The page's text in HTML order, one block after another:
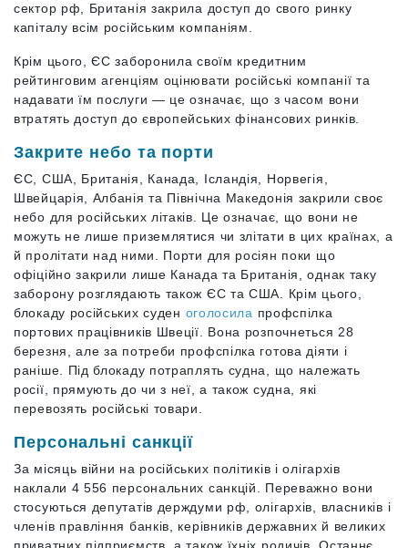
сектор рф, Британія закрила доступ до свого ринку
капіталу всім російським компаніям.
Крім цього, ЄС заборонила своїм кредитним
рейтинговим агенціям оцінювати російські компанії та
надавати їм послуги — це означає, що з часом вони
втратять доступ до європейських фінансових ринків.
Закрите небо та порти
ЄС, США, Британія, Канада, Ісландія, Норвегія,
Швейцарія, Албанія та Північна Македонія закрили своє
небо для російських літаків. Це означає, що вони не
можуть не лише приземлятися чи злітати в цих країнах, а
й пролітати над ними. Порти для росіян поки що
офіційно закрили лише Канада та Британія, однак таку
заборону розглядають також ЄС та США. Крім цього,
блокаду російських суден оголосила профспілка
портових працівників Швеції. Вона розпочнеться 28
березня, але за потреби профспілка готова діяти і
раніше. Під блокаду потраплять судна, що належать
росії, прямують до чи з неї, а також судна, які
перевозять російські товари.
Персональні санкції
За місяць війни на російських політиків і олігархів
наклали 4 556 персональних санкцій. Переважно вони
стосуються депутатів держдуми рф, олігархів, власників і
членів правління банків, керівників державних й великих